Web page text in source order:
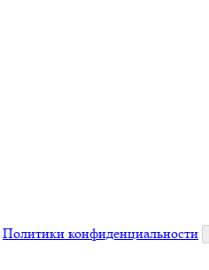
Политики конфиденциальности